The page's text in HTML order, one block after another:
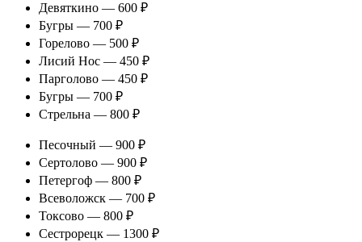
Девяткино — 600 ₽
Бугры — 700 ₽
Горелово — 500 ₽
Лисий Нос — 450 ₽
Парголово — 450 ₽
Бугры — 700 ₽
Стрельна — 800 ₽
Песочный — 900 ₽
Сертолово — 900 ₽
Петергоф — 800 ₽
Всеволожск — 700 ₽
Токсово — 800 ₽
Сестрорецк — 1300 ₽